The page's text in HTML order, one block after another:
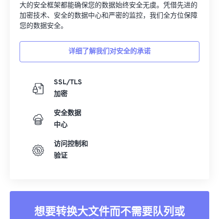
大的安全框架都能确保您的数据始终安全无虞。凭借先进的
加密技术、安全的数据中心和严密的监控，我们全方位保障
您的数据安全。
详细了解我们对安全的承诺
SSL/TLS
加密
安全数据
中心
访问控制和
验证
想要转换大文件而不需要队列或